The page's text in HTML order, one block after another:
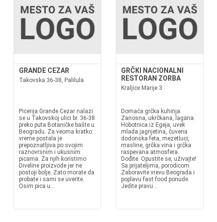
GRANDE CEZAR
Takovska 36-38, Palilula
Picerija Grande Cezar nalazi
se u Takovskoj ulici br. 36-38
preko puta Botaničke bašte u
Beogradu. Za veoma kratko
vreme postala je
prepoznatljiva po svojim
raznovrsnim i ukusnim
picama. Za njih koristimo
Diveline proizvode jer ne
postoji bolje. Zato morate da
probate i sami se uverite.
Osim pica u...
GRČKI NACIONALNI
RESTORAN ZORBA
Kraljice Marije 3
Domaća grčka kuhinja.
Zanosna, ukrčkana, lagana.
Hobotnica iz Egeja, uvek
mlada jagnjetina, čuvena
dodonska feta, mezetluci,
masline, grčka vina i grčka
raspevana atmosfera.
Dođite. Opustite se, uživajte!
Sa prijateljima, porodicom.
Zaboravite vrevu Beograda i
poplavu fast food ponude.
Jedite pravu...